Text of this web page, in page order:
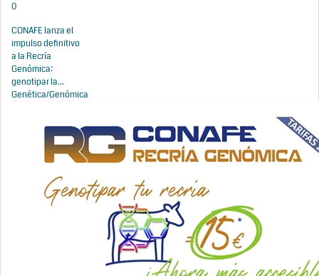
0
CONAFE lanza el
impulso definitivo
a la Recría
Genómica:
genotipar la...
Genética/Genómica